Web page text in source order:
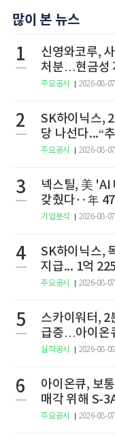
많이 본 뉴스
1
신영와코루,
처분…현금성
주요공시 2026-08-07
2
SK하이닉스,
당 나선다...“
개”
주요공시 2026-08-07
3
넥스틸, 美 'AI
갖췄다‥年 47
기업분석 2026-08-07
4
SK하이닉스,
지급... 1억
주요공시 2026-08-07
5
스카이워터, 2
급증…아이온
실적공시 2026-08-08
6
아이온큐, 보
매각 위해 S-
서 제출
주요공시 2026-08-07